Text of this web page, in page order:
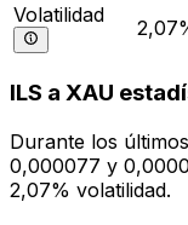
Volatilidad
ILS a XAU
Durante los
0,000077 y
2,07% volatilidad.